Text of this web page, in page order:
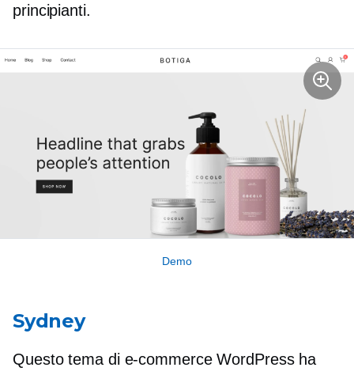
principianti.
Demo
Sydney
Questo tema di e-commerce WordPress ha